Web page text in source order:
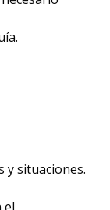
y situaciones.
el